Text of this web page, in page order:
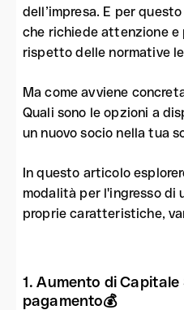
dell’impresa. E per
che richiede attenzione e
rispetto delle normative
Ma come avviene
Quali sono le opzioni a
un nuovo socio nella tua
In questo articolo
modalità per l'ingresso di
proprie caratteristiche,
1. Aumento di Capitale
pagamento💰